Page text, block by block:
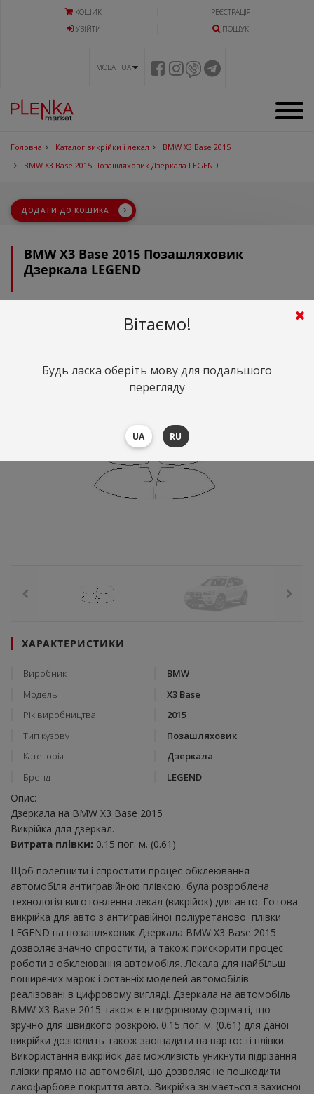
КОШИК
РЕЄСТРАЦІЯ
УВIЙТИ
ПОШУК
МОВА UA
Головна Каталог викрійки і лекал
BMW X3 Base 2015
BMW X3 Base 2015 Позашляховик Дзеркала LEGEND
ДОДАТИ ДО КОШИКА
BMW X3 Base 2015 Позашляховик
Дзеркала LEGEND
грн.
ХАРАКТЕРИСТИКИ
Виробник
BMW
Модель
X3 Base
Рік виробництва
2015
Тип кузову
Позашляховик
Категорія
Дзеркала
Бренд
LEGEND
Опис:
Дзеркала на BMW X3 Base 2015
Викрійка для дзеркал.
Витрата плівки: 0.15 пог. м. (0.61)
Щоб полегшити і спростити процес обклеювання
автомобіля антигравійною плівкою, була розроблена
технологія виготовлення лекал (викрійок) для авто. Готова
викрійка для авто з антигравійної поліуретанової плівки
LEGEND на позашляховик Дзеркала BMW X3 Base 2015
дозволяє значно спростити, а також прискорити процес
роботи з обклеювання автомобіля. Лекала для найбільш
поширених марок і останніх моделей автомобілів
реалізовані в цифровому вигляді. Дзеркала на автомобіль
BMW X3 Base 2015 також є в цифровому форматі, що
зручно для швидкого розкрою. 0.15 пог. м. (0.61) для даної
викрійки дозволить також заощадити на вартості плівки.
Використання викрійок дає можливість уникнути підрізання
плівки прямо на автомобілі, що дозволяє не пошкодити
лакофарбове покриття авто. Викрійка знімається з захисної
Вітаємо!
Будь ласка оберіть мову для подальшого
перегляду
UA RU